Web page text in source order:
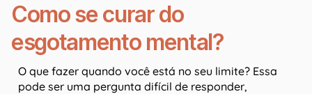
Como se curar do
esgotamento mental?
O que fazer quando você está no seu limite? Essa
pode ser uma pergunta difícil de responder,